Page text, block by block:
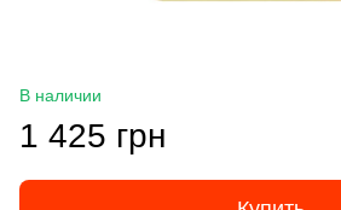
В наличии
1 425 грн